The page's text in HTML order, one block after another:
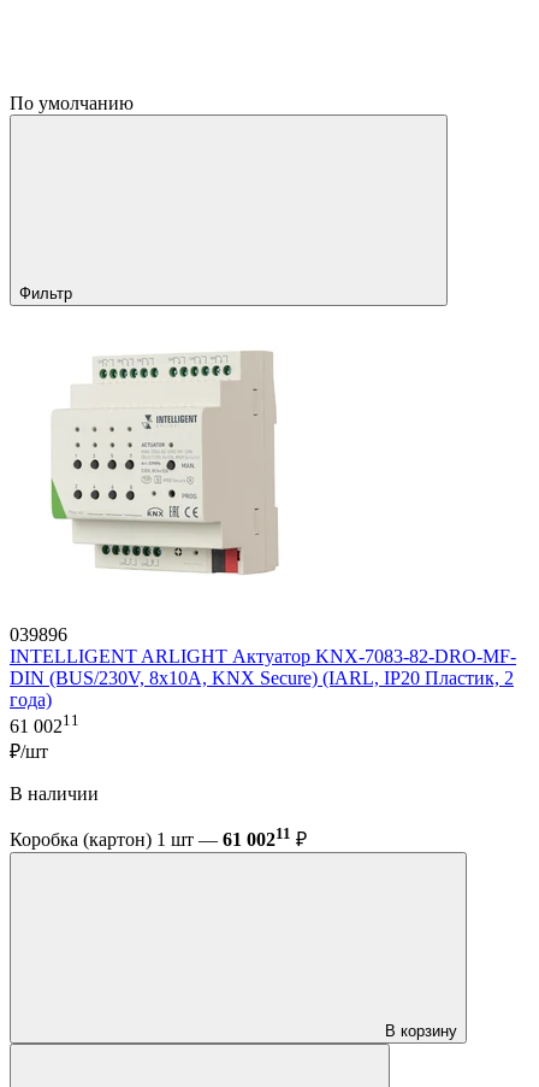
По умолчанию
Фильтр
039896
INTELLIGENT ARLIGHT Актуатор KNX-7083-82-DRO-MF-
DIN (BUS/230V, 8x10А, KNX Secure) (IARL, IP20 Пластик, 2
года)
61 00211
₽/шт
В наличии
Коробка (картон) 1 шт — 61 00211 ₽
В корзину